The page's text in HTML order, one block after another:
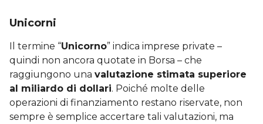
Unicorni
Il termine “Unicorno” indica imprese private –
quindi non ancora quotate in Borsa – che
raggiungono una valutazione stimata superiore
al miliardo di dollari. Poiché molte delle
operazioni di finanziamento restano riservate, non
sempre è semplice accertare tali valutazioni, ma